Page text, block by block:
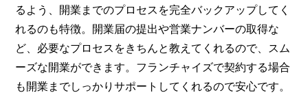
るよう、開業までのプロセスを完全バックアップしてく
れるのも特徴。開業届の提出や営業ナンバーの取得な
ど、必要なプロセスをきちんと教えてくれるので、スム
ーズな開業ができます。フランチャイズで契約する場合
も開業までしっかりサポートしてくれるので安心です。